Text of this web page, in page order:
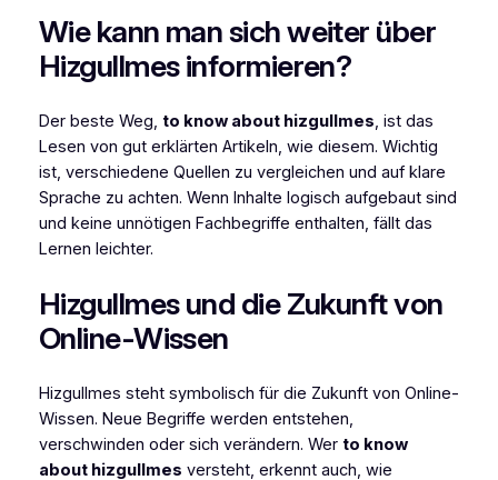
Wie kann man sich weiter über
Hizgullmes informieren?
Der beste Weg, to know about hizgullmes , ist das
Lesen von gut erklärten Artikeln, wie diesem. Wichtig
ist, verschiedene Quellen zu vergleichen und auf klare
Sprache zu achten. Wenn Inhalte logisch aufgebaut sind
und keine unnötigen Fachbegriffe enthalten, fällt das
Lernen leichter.
Hizgullmes und die Zukunft von
Online-Wissen
Hizgullmes steht symbolisch für die Zukunft von Online-
Wissen. Neue Begriffe werden entstehen,
verschwinden oder sich verändern. Wer to know
about hizgullmes versteht, erkennt auch, wie